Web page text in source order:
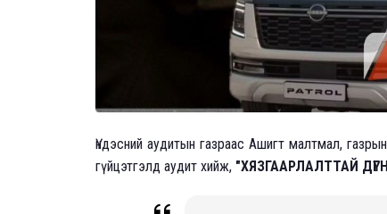
Үндэсний аудитын газраас Ашигт малтмал,
гүйцэтгэлд аудит хийж, "ХЯЗГААРЛАЛТТАЙ